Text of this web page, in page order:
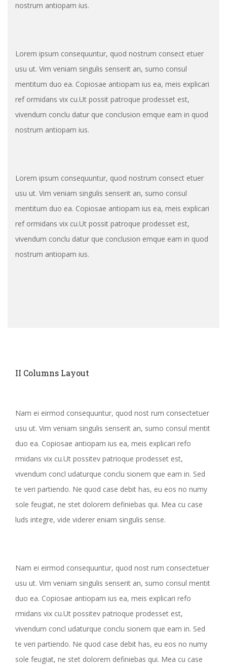
nostrum antiopam ius.
Lorem ipsum consequuntur, quod nostrum consect etuer
usu ut. Vim veniam singulis senserit an, sumo consul
mentitum duo ea. Copiosae antiopam ius ea, meis explicari
ref ormidans vix cu.Ut possit patroque prodesset est,
vivendum conclu datur que conclusion emque eam in quod
nostrum antiopam ius.
Lorem ipsum consequuntur, quod nostrum consect etuer
usu ut. Vim veniam singulis senserit an, sumo consul
mentitum duo ea. Copiosae antiopam ius ea, meis explicari
ref ormidans vix cu.Ut possit patroque prodesset est,
vivendum conclu datur que conclusion emque eam in quod
nostrum antiopam ius.
II Columns Layout
Nam ei eirmod consequuntur, quod nost rum consectetuer
usu ut. Vim veniam singulis senserit an, sumo consul mentit
duo ea. Copiosae antiopam ius ea, meis explicari refo
rmidans vix cu.Ut possitev patrioque prodesset est,
vivendum concl udaturque conclu sionem que eam in. Sed
te veri partiendo. Ne quod case debit has, eu eos no numy
sole feugiat, ne stet dolorem definiebas qui. Mea cu case
luds integre, vide viderer eniam singulis sense.
Nam ei eirmod consequuntur, quod nost rum consectetuer
usu ut. Vim veniam singulis senserit an, sumo consul mentit
duo ea. Copiosae antiopam ius ea, meis explicari refo
rmidans vix cu.Ut possitev patrioque prodesset est,
vivendum concl udaturque conclu sionem que eam in. Sed
te veri partiendo. Ne quod case debit has, eu eos no numy
sole feugiat, ne stet dolorem definiebas qui. Mea cu case